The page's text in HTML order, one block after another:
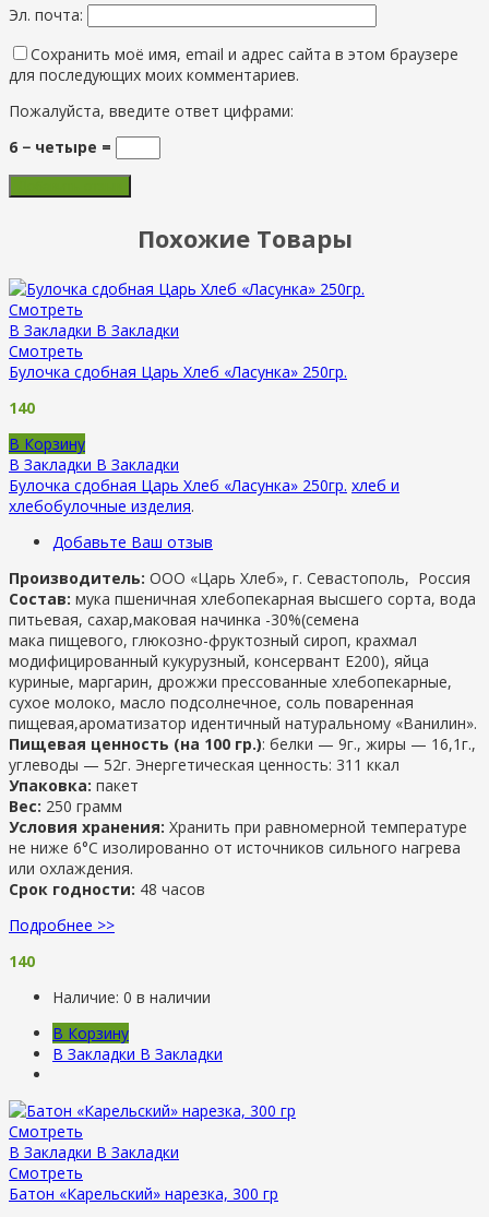
Эл. почта:
Сохранить моё имя, email и адрес сайта в этом браузере
для последующих моих комментариев.
Пожалуйста, введите ответ цифрами:
6 − четыре =
Похожие Товары
Смотреть
В Закладки В Закладки
Смотреть
Булочка сдобная Царь Хлеб «Ласунка» 250гр.
140
В Корзину
В Закладки В Закладки
Булочка сдобная Царь Хлеб «Ласунка» 250гр. хлеб и
хлебобулочные изделия.
Добавьте Ваш отзыв
Производитель: ООО «Царь Хлеб», г. Севастополь, Россия
Состав: мука пшеничная хлебопекарная высшего сорта, вода
питьевая, сахар,маковая начинка -30%(семена
мака пищевого, глюкозно-фруктозный сироп, крахмал
модифицированный кукурузный, консервант Е200), яйца
куриные, маргарин, дрожжи прессованные хлебопекарные,
сухое молоко, масло подсолнечное, соль поваренная
пищевая,ароматизатор идентичный натуральному «Ванилин».
Пищевая ценность (на 100 гр.): белки — 9г., жиры — 16,1г.,
углеводы — 52г. Энергетическая ценность: 311 ккал
Упаковка: пакет
Вес: 250 грамм
Условия хранения: Хранить при равномерной температуре
не ниже 6°С изолированно от источников сильного нагрева
или охлаждения.
Срок годности: 48 часов
Подробнее >>
140
Наличие: 0 в наличии
В Корзину
В Закладки В Закладки
Смотреть
В Закладки В Закладки
Смотреть
Батон «Карельский» нарезка, 300 гр